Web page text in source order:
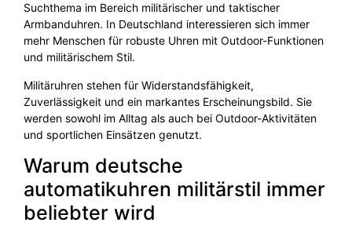
Suchthema im Bereich militärischer und taktischer
Armbanduhren. In Deutschland interessieren sich immer
mehr Menschen für robuste Uhren mit Outdoor-Funktionen
und militärischem Stil.
Militäruhren stehen für Widerstandsfähigkeit,
Zuverlässigkeit und ein markantes Erscheinungsbild. Sie
werden sowohl im Alltag als auch bei Outdoor-Aktivitäten
und sportlichen Einsätzen genutzt.
Warum deutsche
automatikuhren militärstil immer
beliebter wird